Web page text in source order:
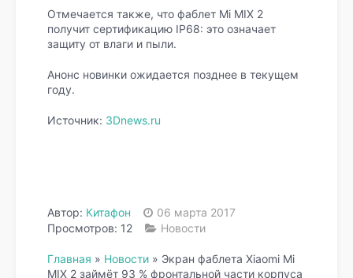
Отмечается также, что фаблет Mi MIX 2
получит сертификацию IP68: это означает
защиту от влаги и пыли.
Анонс новинки ожидается позднее в текущем
году.
Источник: 3Dnews.ru
Автор: Китафон
06 марта 2017
Просмотров: 12
Новости
Главная » Новости » Экран фаблета Xiaomi Mi
MIX 2 займёт 93 % фронтальной части корпуса